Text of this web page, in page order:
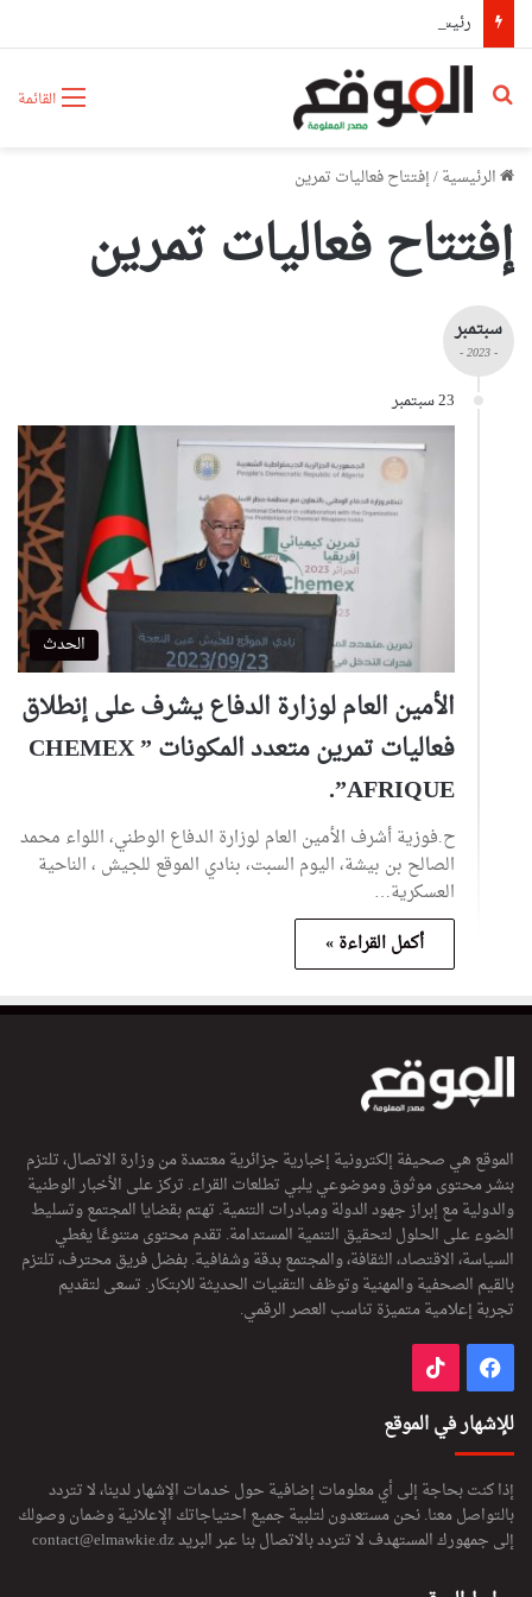
القائمة بحث عن
الرئيسية/إفتتاح فعاليات تمرين
إفتتاح فعاليات تمرين
سبتمبر
- 2023 -
23 سبتمبر
الحدث
الأمين العام لوزارة الدفاع يشرف على إنطلاق
فعاليات تمرين متعدد المكونات ” CHEMEX
AFRIQUE”.
ح.فوزية أشرف الأمين العام لوزارة الدفاع الوطني، اللواء محمد
الصالح بن بيشة، اليوم السبت، بنادي الموقع للجيش ، الناحية
العسكرية…
أكمل القراءة »
الموقع هي صحيفة إلكترونية إخبارية جزائرية معتمدة من وزارة الاتصال، تلتزم
بنشر محتوى موثوق وموضوعي يلبي تطلعات القراء. تركز على الأخبار الوطنية
والدولية مع إبراز جهود الدولة ومبادرات التنمية. تهتم بقضايا المجتمع وتسليط
الضوء على الحلول لتحقيق التنمية المستدامة. تقدم محتوى متنوعًا يغطي
السياسة، الاقتصاد، الثقافة، والمجتمع بدقة وشفافية. بفضل فريق محترف، تلتزم
بالقيم الصحفية والمهنية وتوظف التقنيات الحديثة للابتكار. تسعى لتقديم
تجربة إعلامية متميزة تناسب العصر الرقمي.
فيسبوك
للإشهار في الموقع
إذا كنت بحاجة إلى أي معلومات إضافية حول خدمات الإشهار لدينا، لا تتردد
بالتواصل معنا. نحن مستعدون لتلبية جميع احتياجاتك الإعلانية وضمان وصولك
إلى جمهورك المستهدف لا تتردد بالاتصال بنا عبر البريدcontact@elmawkie.dz